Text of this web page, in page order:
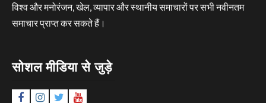
विश्व और मनोरंजन, खेल, व्यापार और स्थानीय समाचारों पर सभी नवीनतम
समाचार प्राप्त कर सकते हैं।
सोशल मीडिया से जुड़े
FacebookInstagram
TwitterYouTube